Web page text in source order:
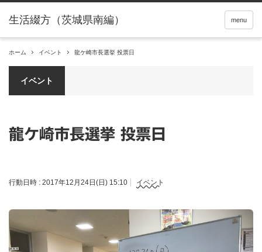
menu
ホーム イベント 龍ケ崎市長選挙 投票日
イベント
龍ケ崎市長選挙 投票日
行動日時 : 2017年12月24日(日) 15:10 イベント